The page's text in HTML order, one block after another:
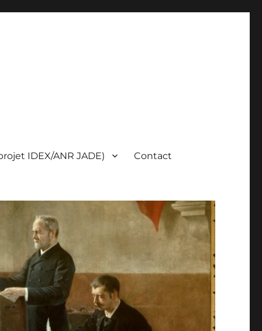
IDEX/ANR JADE) Contact